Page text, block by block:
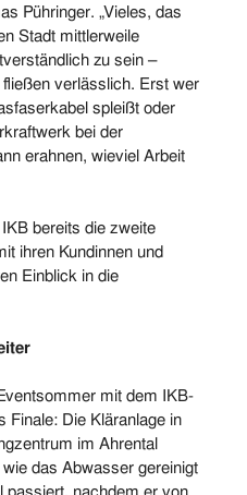
Pühringer. „Vieles, das
Stadt mittlerweile
zu sein –
verlässlich. Erst wer
spleißt oder
bei der
erahnen, wieviel Arbeit
bereits die zweite
ihren Kundinnen und
Einblick in die
mit dem IKB-
Finale: Die Kläranlage in
im Ahrental
das Abwasser gereinigt